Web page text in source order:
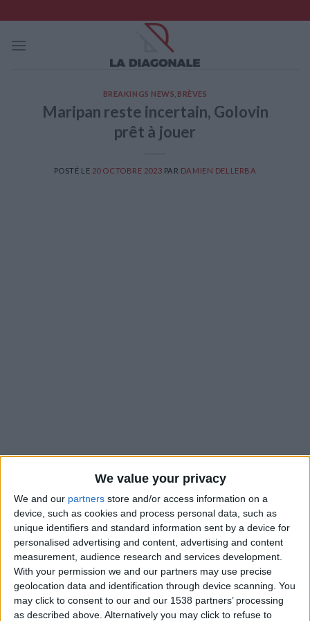
We value your privacy
We and our partners store and/or access information on a
device, such as cookies and process personal data, such as
unique identifiers and standard information sent by a device for
personalised advertising and content, advertising and content
measurement, audience research and services development.
With your permission we and our partners may use precise
geolocation data and identification through device scanning. You
may click to consent to our and our 1538 partners’ processing
as described above. Alternatively you may click to refuse to
to
content
BREAKINGS NEWS BRÈVES
Maripan reste incertain, Golovin
prêt à jouer
POSTÉ LE 20 OCTOBRE 2023 PAR DAMIEN DELLERBA
Victime d’une entorse à la cheville gauche avec le Chili
vendredi dernier, Guillermo Maripan ne sera peut-être pas
apte pour la réception de Metz ce dimanche. Adi Hütter veut
néanmoins croire qu’un retour rapide est possible, alors que le
secteur défensif est autrement impacté : «
Maripan a été
blessé en match avec le Chili donc il fait ses soins en